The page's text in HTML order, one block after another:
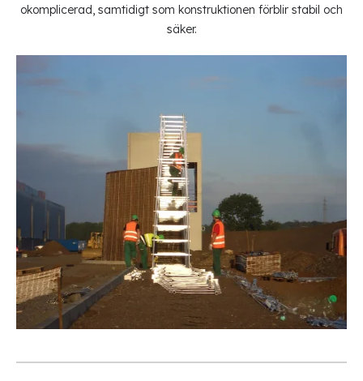
okomplicerad, samtidigt som konstruktionen förblir stabil och
säker.